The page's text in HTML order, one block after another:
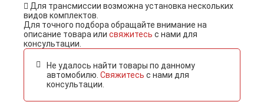
Для трансмиссии возможна установка нескольких
видов комплектов.
Для точного подбора обращайте внимание на
описание товара или cвяжитесь с нами для
консультации.
Не удалось найти товары по данному
автомобилю. Свяжитесь с нами для
консультации.